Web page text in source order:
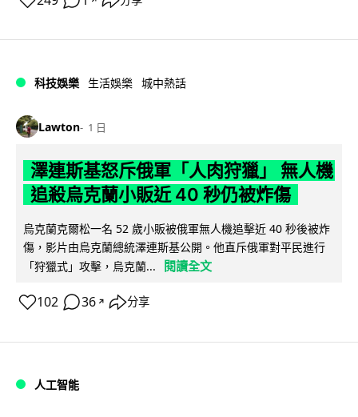
科技娛樂 生活娛樂 城中熱話
Lawton 1 日
澤連斯基怒斥俄軍「人肉狩獵」 無人機
追殺烏克蘭小販近 40 秒仍被炸傷
烏克蘭克爾松一名 52 歲小販被俄軍無人機追擊近 40 秒後被炸
傷，影片由烏克蘭總統澤連斯基公開。他直斥俄軍對平民進行
「狩獵式」攻擊，烏克蘭...
閱讀全文
102 36 ↗ 分享
人工智能